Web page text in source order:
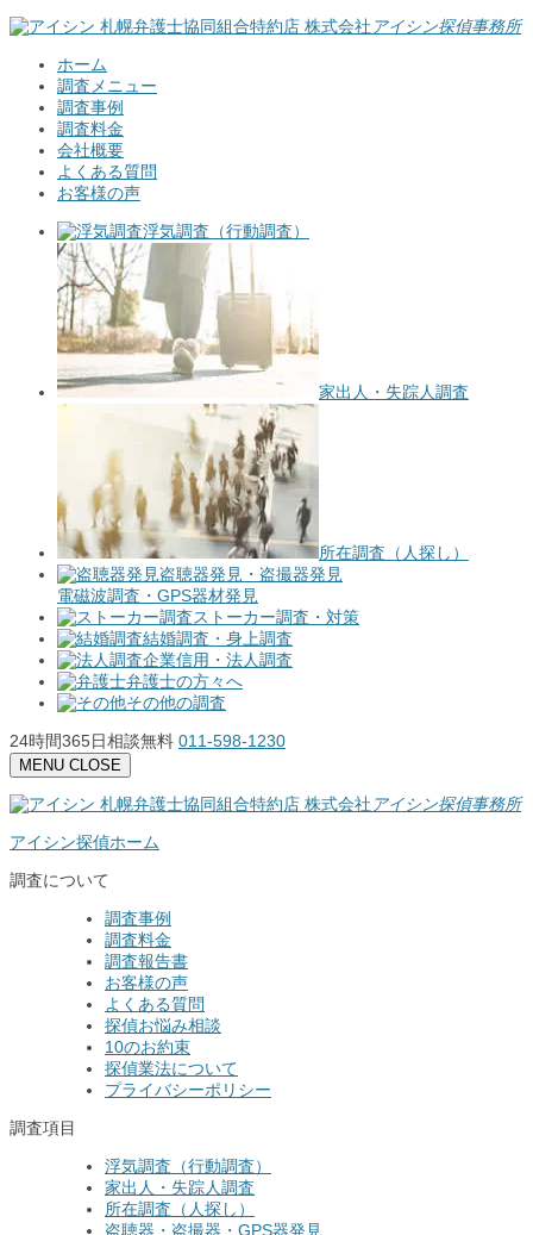
札幌弁護士協同組合特約店 株式会社 アイシン探偵事務所
ホーム
調査メニュー
調査事例
調査料金
会社概要
よくある質問
お客様の声
浮気調査（行動調査）
家出人・失踪人調査
所在調査（人探し）
盗聴器発見・盗撮器発見
電磁波調査・GPS器材発見
ストーカー調査・対策
結婚調査・身上調査
企業信用・法人調査
弁護士の方々へ
その他の調査
24時間365日相談無料 011-598-1230
MENU CLOSE
札幌弁護士協同組合特約店 株式会社 アイシン探偵事務所
アイシン探偵ホーム
調査について
調査事例
調査料金
調査報告書
お客様の声
よくある質問
探偵お悩み相談
10のお約束
探偵業法について
プライバシーポリシー
調査項目
浮気調査（行動調査）
家出人・失踪人調査
所在調査（人探し）
盗聴器・盗撮器・GPS器発見